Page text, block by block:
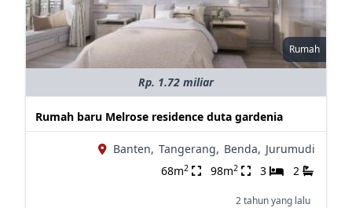
Rumah
Rp. 1.72 miliar
Rumah baru Melrose residence duta gardenia
Banten, Tangerang, Benda, Jurumudi
68m2 98m2 3 2
2 tahun yang lalu